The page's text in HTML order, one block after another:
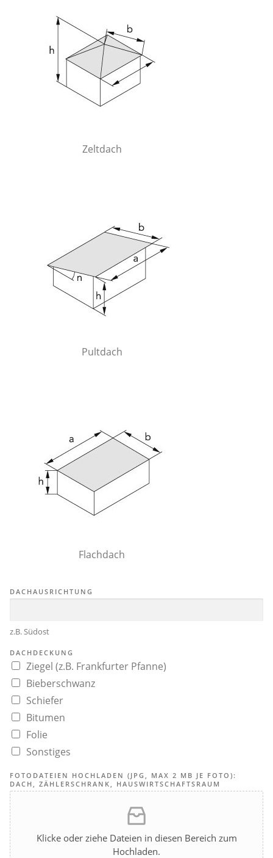
Zeltdach
Pultdach
Flachdach
DACHAUSRICHTUNG
z.B. Südost
DACHDECKUNG
Ziegel (z.B. Frankfurter Pfanne)
Bieberschwanz
Schiefer
Bitumen
Folie
Sonstiges
FOTODATEIEN HOCHLADEN (JPG, MAX 2 MB JE FOTO):
DACH, ZÄHLERSCHRANK, HAUSWIRTSCHAFTSRAUM
Klicke oder ziehe Dateien in diesen Bereich zum
Hochladen.